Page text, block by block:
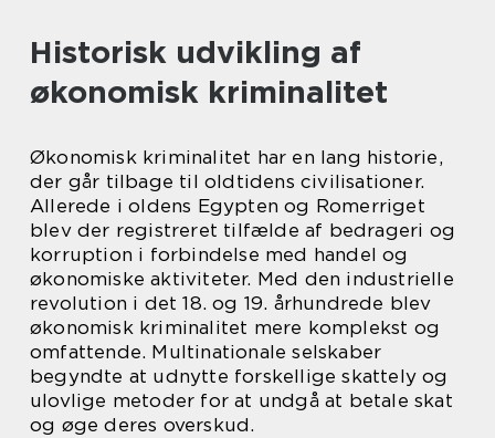
Historisk udvikling af
økonomisk kriminalitet
Økonomisk kriminalitet har en lang historie,
der går tilbage til oldtidens civilisationer.
Allerede i oldens Egypten og Romerriget
blev der registreret tilfælde af bedrageri og
korruption i forbindelse med handel og
økonomiske aktiviteter. Med den industrielle
revolution i det 18. og 19. århundrede blev
økonomisk kriminalitet mere komplekst og
omfattende. Multinationale selskaber
begyndte at udnytte forskellige skattely og
ulovlige metoder for at undgå at betale skat
og øge deres overskud.